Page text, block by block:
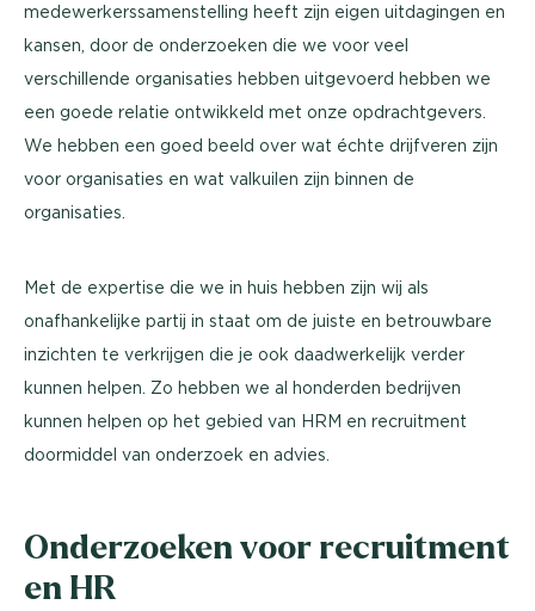
medewerkerssamenstelling heeft zijn eigen uitdagingen en
kansen, door de onderzoeken die we voor veel
verschillende organisaties hebben uitgevoerd hebben we
een goede relatie ontwikkeld met onze opdrachtgevers.
We hebben een goed beeld over wat échte drijfveren zijn
voor organisaties en wat valkuilen zijn binnen de
organisaties.
Met de expertise die we in huis hebben zijn wij als
onafhankelijke partij in staat om de juiste en betrouwbare
inzichten te verkrijgen die je ook daadwerkelijk verder
kunnen helpen. Zo hebben we al honderden bedrijven
kunnen helpen op het gebied van HRM en recruitment
doormiddel van onderzoek en advies.
Onderzoeken voor recruitment
en HR